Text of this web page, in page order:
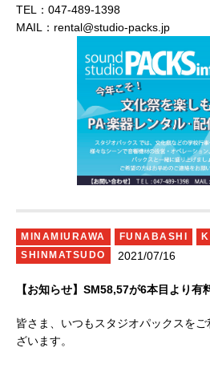
TEL：047-489-1398
MAIL：rental@studio-packs.jp
MINAMIURAWA FUNABASHI
SHINMATSUDO
2021/07/16
【お知らせ】SM58,57が6本目より有
皆さま、いつもスタジオパックスを
ざいます。